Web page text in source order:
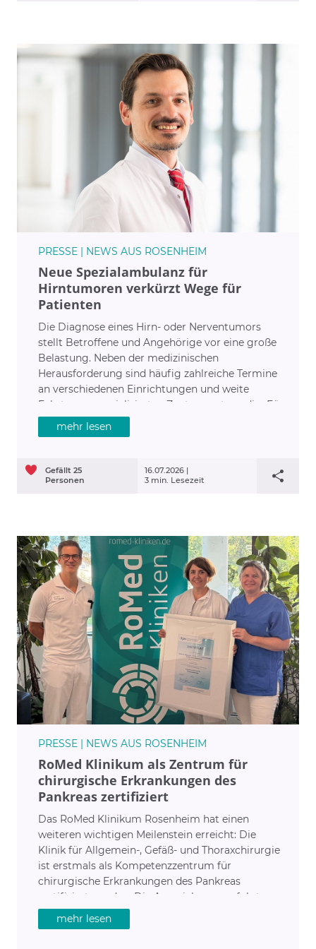
Operationsverfahren und innovative
Tumortherapien werden beleuchtet.“
PRESSE | NEWS AUS ROSENHEIM
Neue Spezialambulanz für
Hirntumoren verkürzt Wege für
Patienten
Die Diagnose eines Hirn- oder Nerventumors
stellt Betroffene und Angehörige vor eine große
Belastung. Neben der medizinischen
Herausforderung sind häufig zahlreiche Termine
an verschiedenen Einrichtungen und weite
Fahrten zu spezialisierten Zentren notwendig. Für
viele Patientinnen und Patienten in der Region
wird dieser Weg künftig deutlich einfacher.
mehr lesen
16.07.2026 |
3 min. Lesezeit
Gefällt 25
Personen
PRESSE | NEWS AUS ROSENHEIM
RoMed Klinikum als Zentrum für
chirurgische Erkrankungen des
Pankreas zertifiziert
Das RoMed Klinikum Rosenheim hat einen
weiteren wichtigen Meilenstein erreicht: Die
Klinik für Allgemein-, Gefäß- und Thoraxchirurgie
ist erstmals als Kompetenzzentrum für
chirurgische Erkrankungen des Pankreas
zertifiziert worden. Die Auszeichnung erfolgte
durch die Chirurgische Arbeitsgemeinschaft für
Leber, Galle und Pankreas (CALGP) der Deutschen
mehr lesen